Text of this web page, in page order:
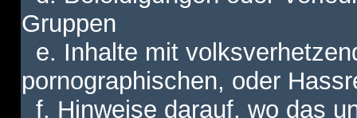
Gruppen
e. Inhalte mit
pornographischen, oder
f. Hinweise darauf, wo das